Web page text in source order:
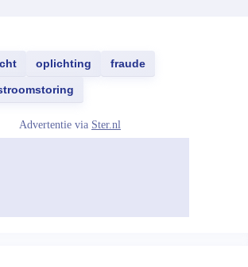
oplichting fraude
Advertentie via Ster.nl